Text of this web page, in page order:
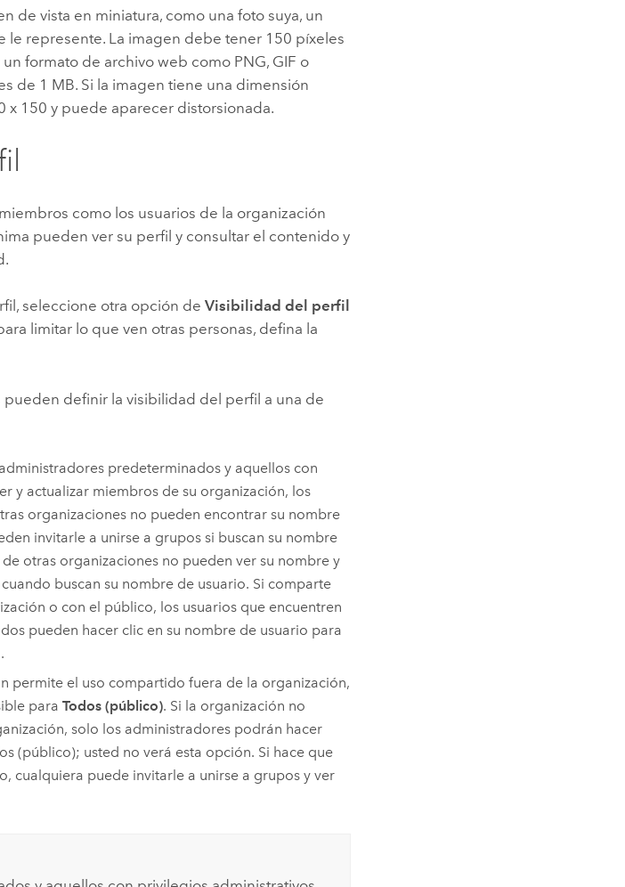
de vista en miniatura, como una foto suya, un
le represente. La imagen debe tener 150 píxeles
formato de archivo web como PNG, GIF o
de 1 MB. Si la imagen tiene una dimensión
x 150 y puede aparecer distorsionada.
como los usuarios de la organización
pueden ver su perfil y consultar el contenido y
seleccione otra opción deVisibilidad del perfil
limitar lo que ven otras personas, defina la
definir la visibilidad del perfil a una de
predeterminados y aquellos con
y actualizar miembros de su organización, los
organizaciones no pueden encontrar su nombre
invitarle a unirse a grupos si buscan su nombre
otras organizaciones no pueden ver su nombre y
buscan su nombre de usuario. Si comparte
o con el público, los usuarios que encuentren
pueden hacer clic en su nombre de usuario para
permite el uso compartido fuera de la organización,
para Todos (público). Si la organización no
solo los administradores podrán hacer
(público); usted no verá esta opción. Si hace que
cualquiera puede invitarle a unirse a grupos y ver